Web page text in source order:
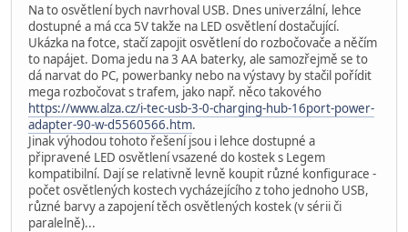
Na to osvětlení bych navrhoval USB. Dnes univerzální, lehce
dostupné a má cca 5V takže na LED osvětlení dostačující.
Ukázka na fotce, stačí zapojit osvětlení do rozbočovače a něčím
to napájet. Doma jedu na 3 AA baterky, ale samozřejmě se to
dá narvat do PC, powerbanky nebo na výstavy by stačil pořídit
mega rozbočovat s trafem, jako např. něco takového
https://www.alza.cz/i-tec-usb-3-0-charging-hub-16port-power-
adapter-90-w-d5560566.htm.
Jinak výhodou tohoto řešení jsou i lehce dostupné a
připravené LED osvětlení vsazené do kostek s Legem
kompatibilní. Dají se relativně levně koupit různé konfigurace -
počet osvětlených kostech vycházejícího z toho jednoho USB,
různé barvy a zapojení těch osvětlených kostek (v sérii či
paralelně)...